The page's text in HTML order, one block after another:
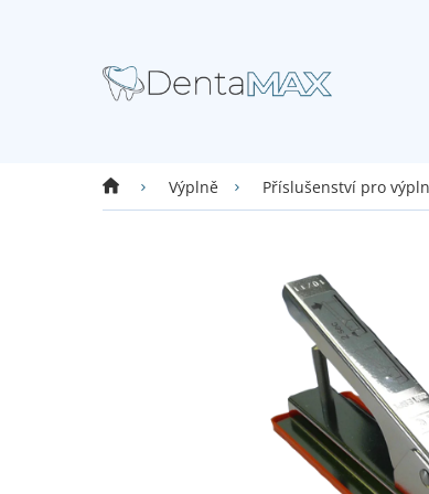
Domů Výplně Příslušenství pro